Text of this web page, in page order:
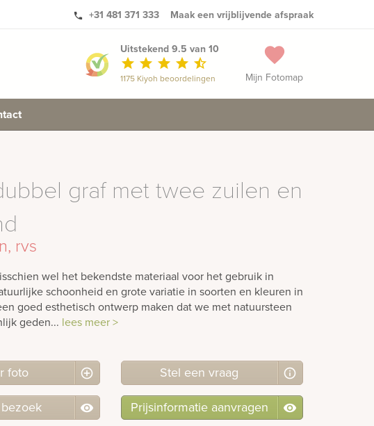
phone +31 481 371 333 Maak een vrijblijvende afspraak
favorite
Mijn Fotomap
Uitstekend 9.5 van 10
star star star star star_half
1175 Kiyoh beoordelingen
graf met twee zuilen en
rvs
wel het bekendste materiaal voor het gebruik in
schoonheid en grote variatie in soorten en kleuren in
goed esthetisch ontwerp maken dat we met natuursteen
geden... lees meer >
foto Stel een vraag
bezoek Prijsinformatie aanvragen